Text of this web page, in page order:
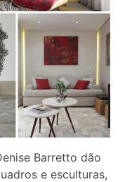
Barretto dão
e esculturas,